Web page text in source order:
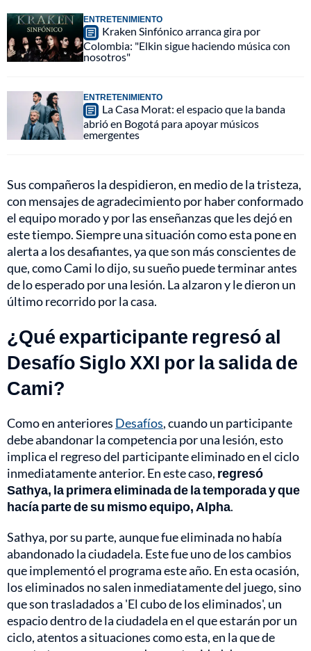
ENTRETENIMIENTO
Kraken Sinfónico arranca gira por
Colombia: "Elkin sigue haciendo música con
nosotros"
ENTRETENIMIENTO
La Casa Morat: el espacio que la banda
abrió en Bogotá para apoyar músicos
emergentes
Sus compañeros la despidieron, en medio de la tristeza,
con mensajes de agradecimiento por haber conformado
el equipo morado y por las enseñanzas que les dejó en
este tiempo. Siempre una situación como esta pone en
alerta a los desafiantes, ya que son más conscientes de
que, como Cami lo dijo, su sueño puede terminar antes
de lo esperado por una lesión. La alzaron y le dieron un
último recorrido por la casa.
¿Qué exparticipante regresó al
Desafío Siglo XXI por la salida de
Cami?
Como en anteriores Desafíos, cuando un participante
debe abandonar la competencia por una lesión, esto
implica el regreso del participante eliminado en el ciclo
inmediatamente anterior. En este caso, regresó
Sathya, la primera eliminada de la temporada y que
hacía parte de su mismo equipo, Alpha.
Sathya, por su parte, aunque fue eliminada no había
abandonado la ciudadela. Este fue uno de los cambios
que implementó el programa este año. En esta ocasión,
los eliminados no salen inmediatamente del juego, sino
que son trasladados a 'El cubo de los eliminados', un
espacio dentro de la ciudadela en el que estarán por un
ciclo, atentos a situaciones como esta, en la que de